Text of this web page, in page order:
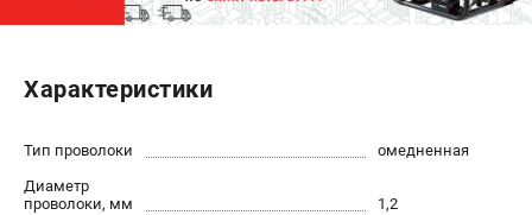
Генераторы бензиновые
Генераторы инверторные
Генераторы сварочные
Характеристики
Тип проволоки
омедненная
Диаметр
проволоки, мм
1,2